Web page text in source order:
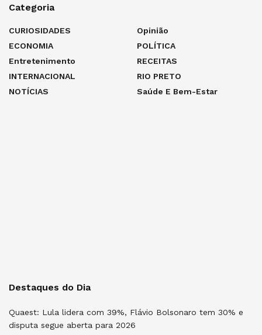
Categoria
CURIOSIDADES
ECONOMIA
Entretenimento
INTERNACIONAL
NOTÍCIAS
Opinião
POLÍTICA
RECEITAS
RIO PRETO
Saúde E Bem-Estar
Destaques do Dia
Quaest: Lula lidera com 39%, Flávio Bolsonaro tem 30% e
disputa segue aberta para 2026